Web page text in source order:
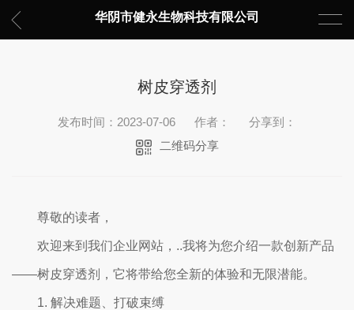
华阴市健永生物科技有限公司
树皮穿透剂
发布时间：2023-07-06 作者：
分享到：
二维码分享
尊敬的读者，
欢迎来到我们企业网站，..我将为您介绍一款创新产品
——树皮穿透剂，它将带给您全新的体验和无限潜能。
1. 解决难题、打破束缚